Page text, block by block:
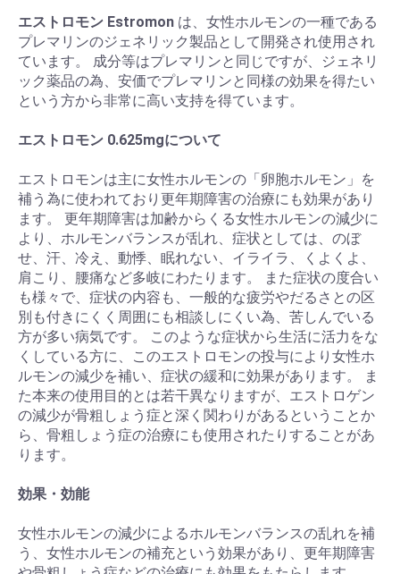
エストロモン Estromon は、女性ホルモンの一種である
プレマリンのジェネリック製品として開発され使用され
ています。 成分等はプレマリンと同じですが、ジェネリ
ック薬品の為、安価でプレマリンと同様の効果を得たい
という方から非常に高い支持を得ています。
エストロモン 0.625mgについて
エストロモンは主に女性ホルモンの「卵胞ホルモン」を
補う為に使われており更年期障害の治療にも効果があり
ます。 更年期障害は加齢からくる女性ホルモンの減少に
より、ホルモンバランスが乱れ、症状としては、のぼ
せ、汗、冷え、動悸、眠れない、イライラ、くよくよ、
肩こり、腰痛など多岐にわたります。 また症状の度合い
も様々で、症状の内容も、一般的な疲労やだるさとの区
別も付きにくく周囲にも相談しにくい為、苦しんでいる
方が多い病気です。 このような症状から生活に活力をな
くしている方に、このエストロモンの投与により女性ホ
ルモンの減少を補い、症状の緩和に効果があります。 ま
た本来の使用目的とは若干異なりますが、エストロゲン
の減少が骨粗しょう症と深く関わりがあるということか
ら、骨粗しょう症の治療にも使用されたりすることがあ
ります。
効果・効能
女性ホルモンの減少によるホルモンバランスの乱れを補
う、女性ホルモンの補充という効果があり、更年期障害